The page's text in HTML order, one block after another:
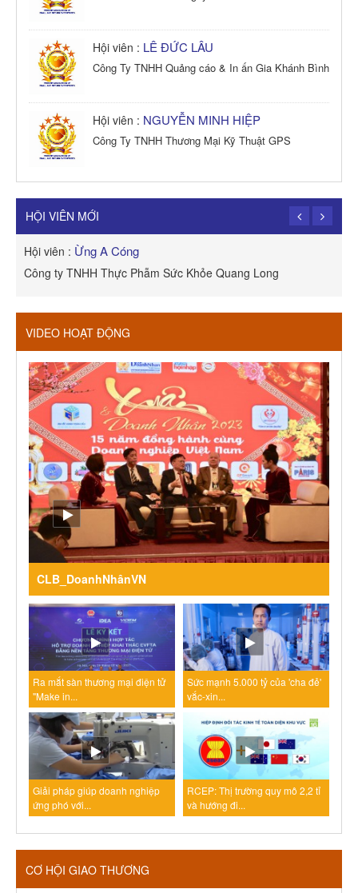
Hội viên : LÊ ĐỨC LÂU
Công Ty TNHH Quảng cáo & In ấn Gia Khánh Bình
Hội viên : NGUYỄN MINH HIỆP
Công Ty TNHH Thương Mại Kỹ Thuật GPS
Công Ty TNHH Dịch vụ Cuộc Sống Hạnh Phúc
HỘI VIÊN MỚI
Hội viên : Ừng A Cóng
Công ty TNHH Thực Phẫm Sức Khỏe Quang Long
VIDEO HOẠT ĐỘNG
CLB_DoanhNhânVN
Ra mắt sàn thương mại điện tử
"Make in...
Sức mạnh 5.000 tỷ của 'cha đẻ'
vắc-xin...
Giải pháp giúp doanh nghiệp
ứng phó với...
RCEP: Thị trường quy mô 2,2 tỉ
và hướng đi...
CƠ HỘI GIAO THƯƠNG